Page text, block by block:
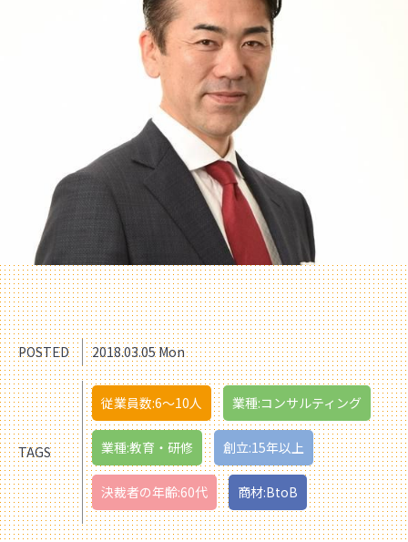
POSTED 2018.03.05 Mon
TAGS
従業員数:6～10人 業種:コンサルティング
業種:教育・研修 創立:15年以上
決裁者の年齢:60代 商材:BtoB